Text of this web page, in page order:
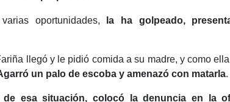
oportunidades,
la ha golpeado,
llegó y le pidió comida a su madre, y como
un palo de escoba y amenazó con matarla.
de esa situación, colocó la denuncia en la